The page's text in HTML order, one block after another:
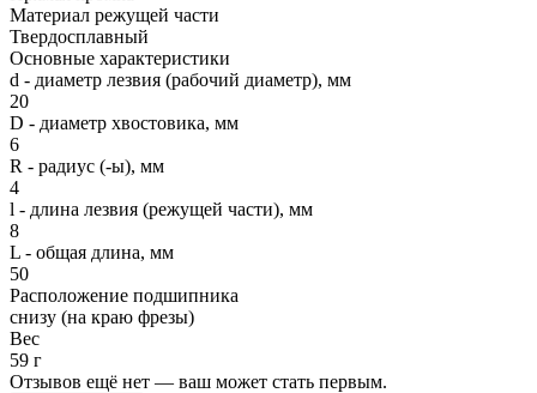
Материал режущей части
Твердосплавный
Основные характеристики
d - диаметр лезвия (рабочий диаметр), мм
20
D - диаметр хвостовика, мм
6
R - радиус (-ы), мм
4
l - длина лезвия (режущей части), мм
8
L - общая длина, мм
50
Расположение подшипника
снизу (на краю фрезы)
Вес
59 г
Отзывов ещё нет — ваш может стать первым.